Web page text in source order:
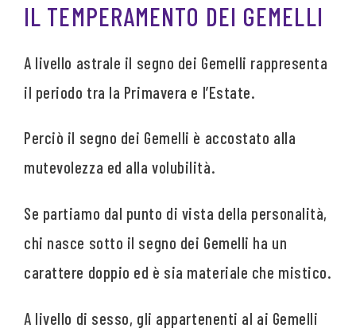
IL TEMPERAMENTO DEI GEMELLI
A livello astrale il segno dei Gemelli rappresenta
il periodo tra la Primavera e l’Estate.
Perciò il segno dei Gemelli è accostato alla
mutevolezza ed alla volubilità.
Se partiamo dal punto di vista della personalità,
chi nasce sotto il segno dei Gemelli ha un
carattere doppio ed è sia materiale che mistico.
A livello di sesso, gli appartenenti al ai Gemelli